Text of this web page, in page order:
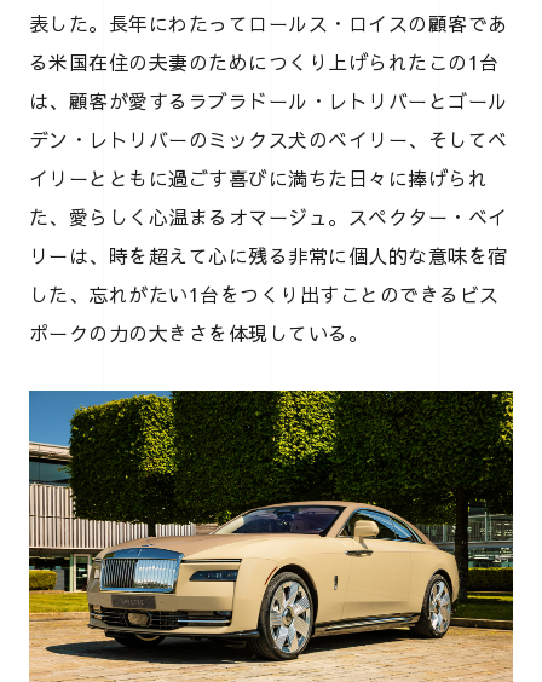
表した。長年にわたってロールス・ロイスの顧客であ
る米国在住の夫妻のためにつくり上げられたこの1台
は、顧客が愛するラブラドール・レトリバーとゴール
デン・レトリバーのミックス犬のベイリー、そしてベ
イリーとともに過ごす喜びに満ちた日々に捧げられ
た、愛らしく心温まるオマージュ。スペクター・ベイ
リーは、時を超えて心に残る非常に個人的な意味を宿
した、忘れがたい1台をつくり出すことのできるビス
ポークの力の大きさを体現している。